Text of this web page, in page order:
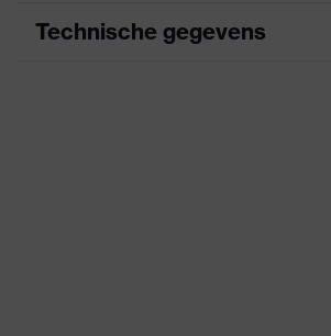
Technische gegevens